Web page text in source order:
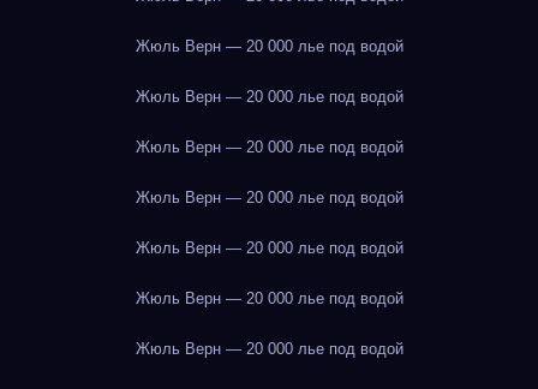
Жюль Верн — 20 000 лье под водой
Жюль Верн — 20 000 лье под водой
Жюль Верн — 20 000 лье под водой
Жюль Верн — 20 000 лье под водой
Жюль Верн — 20 000 лье под водой
Жюль Верн — 20 000 лье под водой
Жюль Верн — 20 000 лье под водой